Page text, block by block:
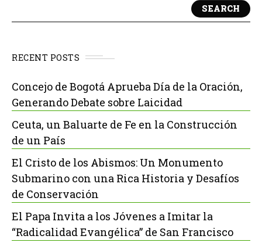
SEARCH
RECENT POSTS
Concejo de Bogotá Aprueba Día de la Oración,
Generando Debate sobre Laicidad
Ceuta, un Baluarte de Fe en la Construcción
de un País
El Cristo de los Abismos: Un Monumento
Submarino con una Rica Historia y Desafíos
de Conservación
El Papa Invita a los Jóvenes a Imitar la
“Radicalidad Evangélica” de San Francisco